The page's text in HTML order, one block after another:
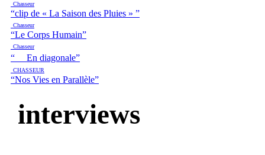
Chasseur
“clip de « La Saison des Pluies » ”
Chasseur
“Le Corps Humain”
Chasseur
“ En diagonale”
CHASSEUR
“Nos Vies en Parallèle”
interviews